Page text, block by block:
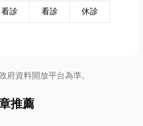
看診 看診 休診
府資料開放平台為準。
推薦